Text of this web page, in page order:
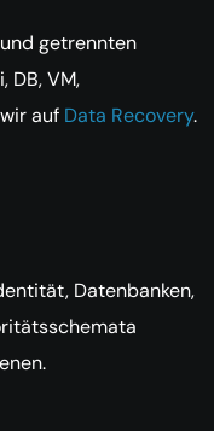
getrennten
DB, VM,
auf Data Recovery.
Datenbanken,